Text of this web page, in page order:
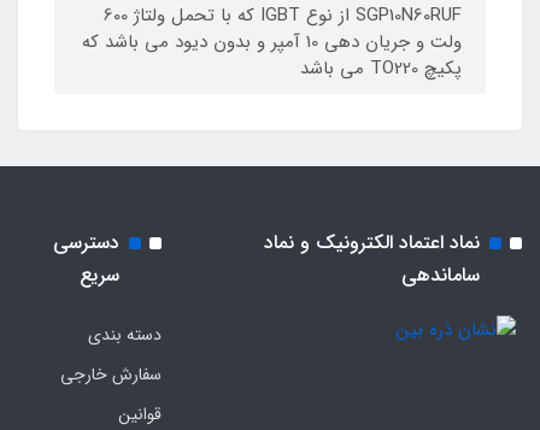
SGP10N60RUF از نوع IGBT که با تحمل ولتاژ 600
ولت و جریان دهی 10 آمپر و‌ بدون دیود می باشد که
پکیچ TO220 می باشد
نماد اعتماد الکترونیک و نماد
ساماندهی
دسترسی
سریع
دسته بندی
سفارش خارجی
قوانین